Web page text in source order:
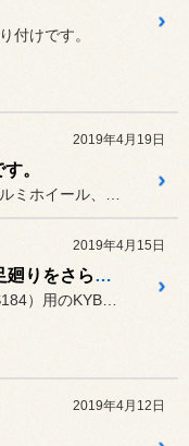
付けです。
2019年4月19日
。
新発売のブリヂストンのアルミホイール、バルミナK10 14インチで...
2019年4月15日
クラウンアスリートの足廻りをさらにプレミアムに
クラウンアスリート（GRS184）用のKYBのダンパーEXTAGE...
2019年4月12日